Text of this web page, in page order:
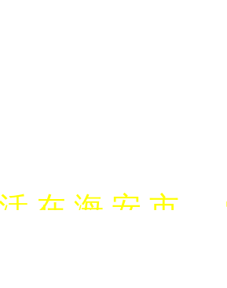
在 海 安 市 ，
建设，抖音营